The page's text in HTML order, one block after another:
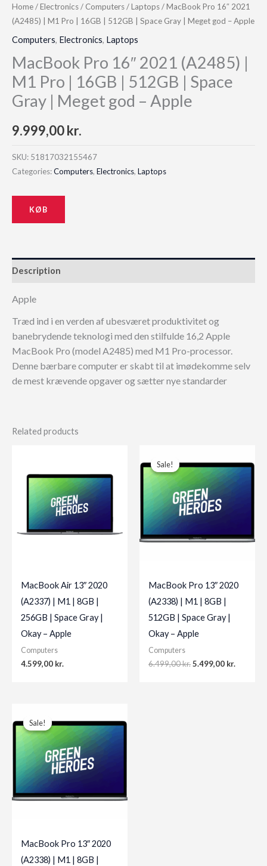
Home/Electronics/ Computers/Laptops/ MacBook Pro 16″ 2021
(A2485) | M1 Pro | 16GB | 512GB | Space Gray | Meget god – Apple
Computers, Electronics, Laptops
MacBook Pro 16″ 2021 (A2485) |
M1 Pro | 16GB | 512GB | Space
Gray | Meget god – Apple
9.999,00kr.
SKU: 51817032155467
Categories:Computers, Electronics, Laptops
KØB
Description
Apple
Træd ind i en verden af ubesværet produktivitet og
banebrydende teknologi med den stilfulde 16,2 Apple
MacBook Pro (model A2485) med M1 Pro-processor.
Denne bærbare computer er skabt til at imødekomme selv
de mest krævende opgaver og sætter nye standarder
Related products
MacBook Air 13″ 2020
(A2337) | M1 | 8GB |
256GB | Space Gray |
Okay – Apple
Computers
4.599,00 kr.
Sale!
Sale!
MacBook Pro 13″ 2020
(A2338) | M1 | 8GB |
512GB | Space Gray |
Okay – Apple
Computers
6.499,00kr. Original
5.499,00 kr.
Sale!
Sale!
MacBook Pro 13″ 2020
(A2338) | M1 | 8GB |